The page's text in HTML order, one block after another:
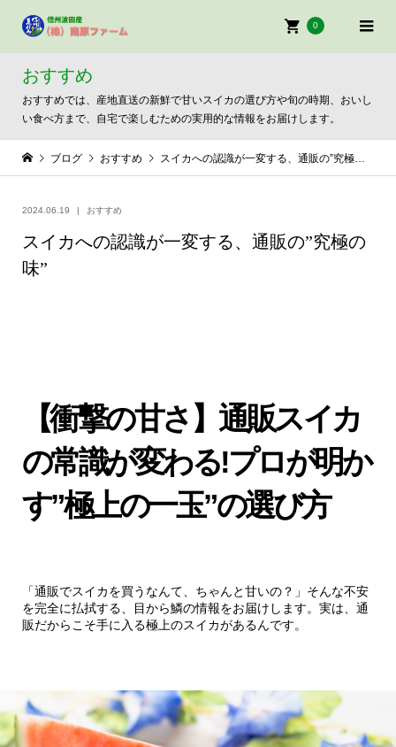
0
おすすめ
おすすめでは、産地直送の新鮮で甘いスイカの選び方や旬の時期、おいし
い食べ方まで、自宅で楽しむための実用的な情報をお届けします。
ブログ おすすめ スイカへの認識が一変する、通販の”究極の味”
2024.06.19 おすすめ
スイカへの認識が一変する、通販の”究極の
味”
【衝撃の甘さ】通販スイカ
の常識が変わる!プロが明か
す”極上の一玉”の選び方
「通販でスイカを買うなんて、ちゃんと甘いの？」そんな不安
を完全に払拭する、目から鱗の情報をお届けします。実は、通
販だからこそ手に入る極上のスイカがあるんです。